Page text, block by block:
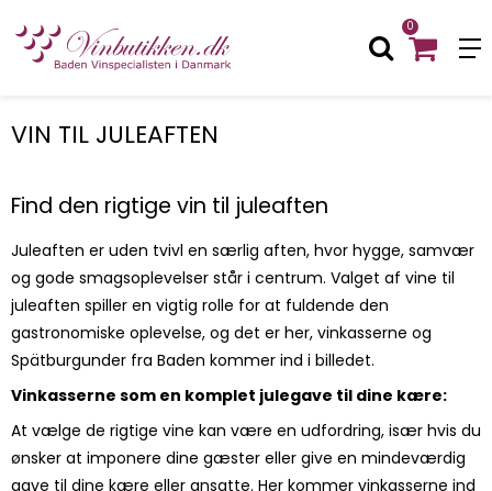
0
VIN TIL JULEAFTEN
Find den rigtige vin til juleaften
Juleaften er uden tvivl en særlig aften, hvor hygge, samvær
og gode smagsoplevelser står i centrum. Valget af vine til
juleaften spiller en vigtig rolle for at fuldende den
gastronomiske oplevelse, og det er her, vinkasserne og
Spätburgunder fra Baden kommer ind i billedet.
Vinkasserne som en komplet julegave til dine kære:
At vælge de rigtige vine kan være en udfordring, især hvis du
ønsker at imponere dine gæster eller give en mindeværdig
gave til dine kære eller ansatte. Her kommer vinkasserne ind